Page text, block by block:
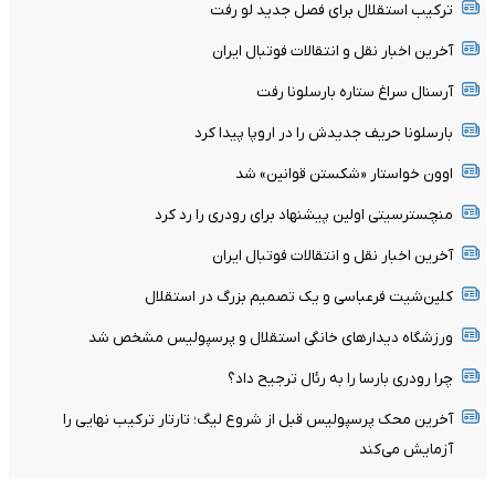
ترکیب استقلال برای فصل جدید لو رفت
آخرین اخبار نقل و انتقالات فوتبال ایران
آرسنال سراغ ستاره بارسلونا رفت
بارسلونا حریف جدیدش را در اروپا پیدا کرد
اوون خواستار «شکستن قوانین» شد
منچسترسیتی اولین پیشنهاد برای رودری را رد کرد
آخرین اخبار نقل و انتقالات فوتبال ایران
کلین‌شیت فرعباسی و یک تصمیم بزرگ در استقلال
ورزشگاه دیدارهای خانگی استقلال و پرسپولیس مشخص شد
چرا رودری بارسا را به رئال ترجیح داد؟
آخرین محک پرسپولیس قبل از شروع لیگ؛ تارتار ترکیب نهایی را
آزمایش می‌کند